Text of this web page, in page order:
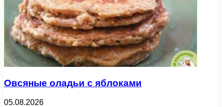
Овсяные оладьи с яблоками
05.08.2026